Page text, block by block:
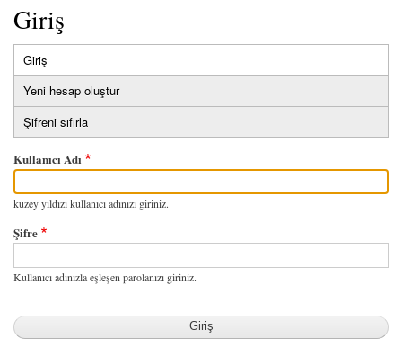
Giriş
Birincil
sekmeler
Giriş
sekme)
Yeni hesap oluştur
Şifreni sıfırla
Kullanıcı Adı
kuzey yıldızı kullanıcı adınızı giriniz.
Şifre
Kullanıcı adınızla eşleşen parolanızı giriniz.